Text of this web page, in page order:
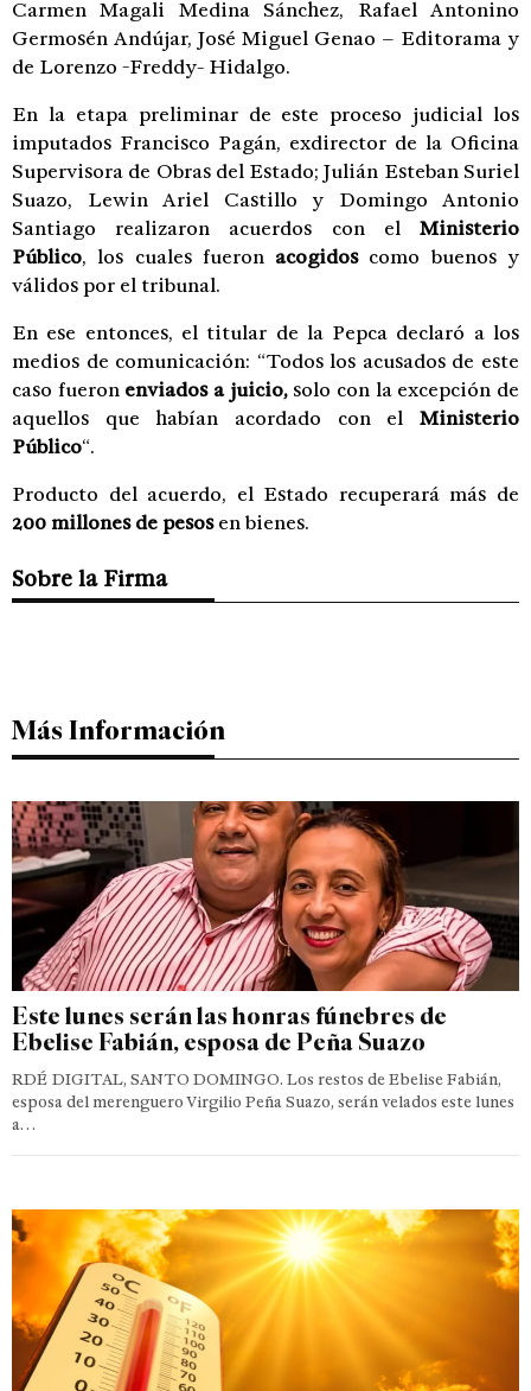
Carmen Magali Medina Sánchez, Rafael Antonino
Germosén Andújar, José Miguel Genao – Editorama y
de Lorenzo -Freddy- Hidalgo.
En la etapa preliminar de este proceso judicial los
imputados Francisco Pagán, exdirector de la Oficina
Supervisora de Obras del Estado; Julián Esteban Suriel
Suazo, Lewin Ariel Castillo y Domingo Antonio
Santiago realizaron acuerdos con el Ministerio
Público, los cuales fueron acogidoscomo buenos y
válidos por el tribunal.
En ese entonces, el titular de la Pepca declaró a los
medios de comunicación: “Todos los acusados de este
caso fueron enviados a juicio,solo con la excepción de
aquellos que habían acordado con el Ministerio
Público“.
Producto del acuerdo, el Estado recuperará más de
200 millones de pesosen bienes.
Sobre la Firma
Más Información
Este lunes serán las honras fúnebres de
Ebelise Fabián, esposa de Peña Suazo
RDÉ DIGITAL, SANTO DOMINGO. Los restos de Ebelise Fabián,
esposa del merenguero Virgilio Peña Suazo, serán velados este lunes
a…